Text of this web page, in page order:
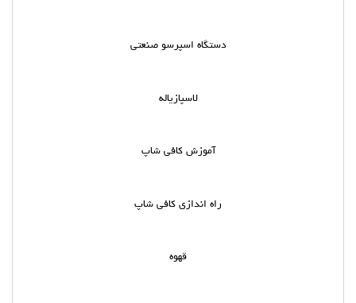
دستگاه اسپرسو صنعتی
لاسپازیاله
آموزش کافی شاپ
راه اندازی کافی شاپ
قهوه